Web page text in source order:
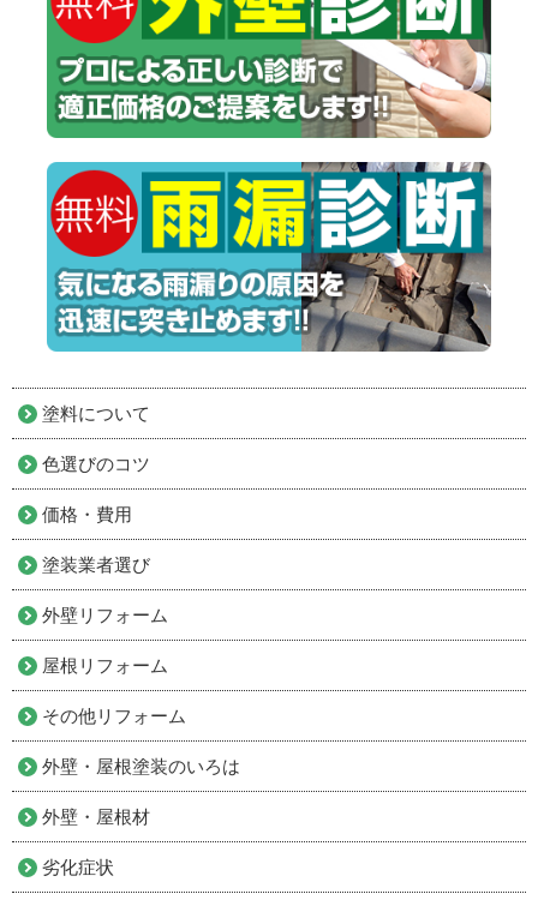
塗料について
色選びのコツ
価格・費用
塗装業者選び
外壁リフォーム
屋根リフォーム
その他リフォーム
外壁・屋根塗装のいろは
外壁・屋根材
劣化症状